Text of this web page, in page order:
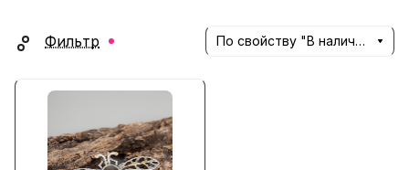
Фильтр По свойству "В наличии" (убывание)